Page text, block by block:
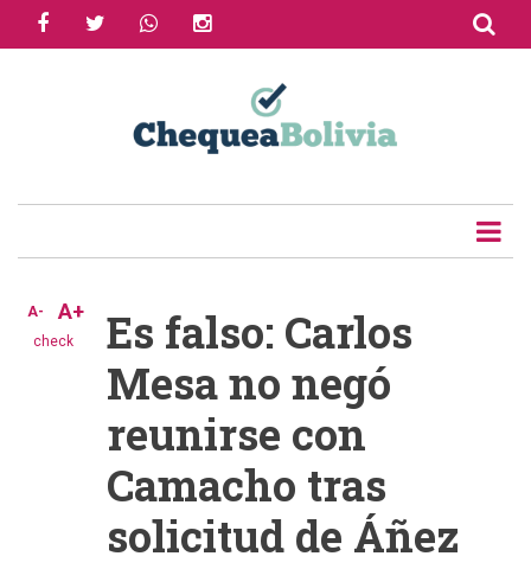
facebooktwitter whatsapp
check
A- A+
Es falso: Carlos
Mesa no negó
reunirse con
Camacho tras
solicitud de Áñez